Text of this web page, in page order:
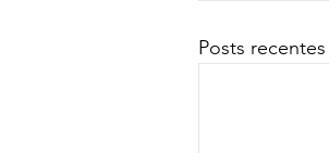
Posts recentes